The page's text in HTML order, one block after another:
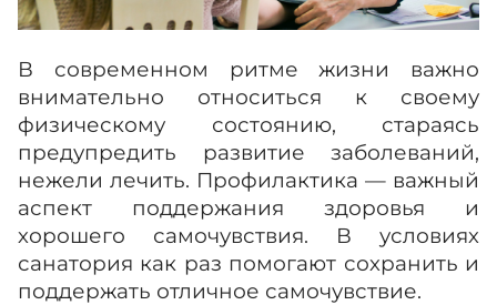
Фотогалерея
О нас
Контакты
Единый словарь
В современном ритме жизни важно
внимательно относиться к своему
физическому состоянию, стараясь
предупредить развитие заболеваний,
нежели лечить. Профилактика — важный
аспект поддержания здоровья и
хорошего самочувствия. В условиях
санатория как раз помогают сохранить и
поддержать отличное самочувствие.